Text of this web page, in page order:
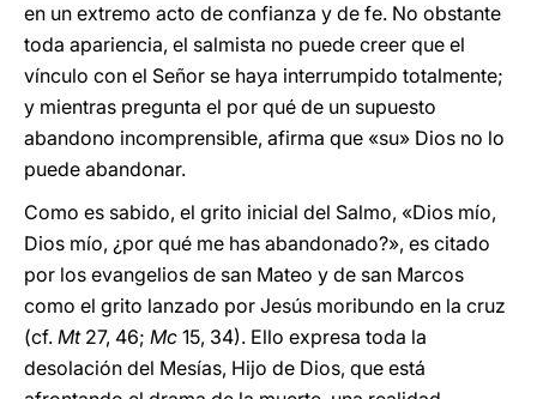
en un extremo acto de confianza y de fe. No obstante
toda apariencia, el salmista no puede creer que el
vínculo con el Señor se haya interrumpido totalmente;
y mientras pregunta el por qué de un supuesto
abandono incomprensible, afirma que «su» Dios no lo
puede abandonar.
Como es sabido, el grito inicial del Salmo, «Dios mío,
Dios mío, ¿por qué me has abandonado?», es citado
por los evangelios de san Mateo y de san Marcos
como el grito lanzado por Jesús moribundo en la cruz
(cf. Mt27, 46; Mc 15, 34). Ello expresa toda la
desolación del Mesías, Hijo de Dios, que está